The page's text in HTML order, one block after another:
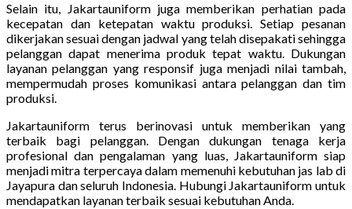
Selain itu, Jakartauniform juga memberikan perhatian pada
kecepatan dan ketepatan waktu produksi. Setiap pesanan
dikerjakan sesuai dengan jadwal yang telah disepakati sehingga
pelanggan dapat menerima produk tepat waktu. Dukungan
layanan pelanggan yang responsif juga menjadi nilai tambah,
mempermudah proses komunikasi antara pelanggan dan tim
produksi.
Jakartauniform terus berinovasi untuk memberikan yang
terbaik bagi pelanggan. Dengan dukungan tenaga kerja
profesional dan pengalaman yang luas, Jakartauniform siap
menjadi mitra terpercaya dalam memenuhi kebutuhan jas lab di
Jayapura dan seluruh Indonesia. Hubungi Jakartauniform untuk
mendapatkan layanan terbaik sesuai kebutuhan Anda.